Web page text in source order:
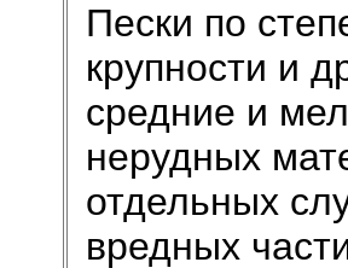
Пески по
крупности и
средние и
нерудных
отдельных
вредных